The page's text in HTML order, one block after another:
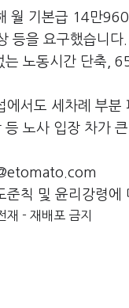
월 기본급 14만
등을 요구했습니다
는 노동시간 단축 ,
에서도 세차례 부
등 노사 입장 차가
준칙 및 윤리강령에
- 재배포 금지